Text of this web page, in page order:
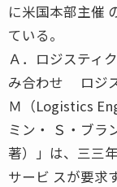
に米国本部主催
ている。
Ａ．ロジスティ
み合わせ ロジ
Ｍ（Logistics
ミン・ Ｓ・ブラ
著）」は、三三
サービ スが要求